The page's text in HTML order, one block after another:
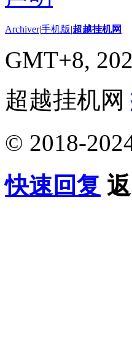
Archiver|手机版|超越挂机网
GMT+8,
超越挂机网
© 2018-
快速回复